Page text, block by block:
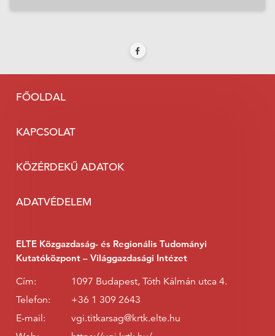
FŐOLDAL
KAPCSOLAT
KÖZÉRDEKŰ ADATOK
ADATVÉDELEM
ELTE Közgazdaság- és Regionális Tudományi
Kutatóközpont – Világgazdasági Intézet
Cím:
1097 Budapest, Tóth Kálmán utca 4.
Telefon:
+36 1 309 2643
E-mail:
vgi.titkarsag@krtk.elte.hu